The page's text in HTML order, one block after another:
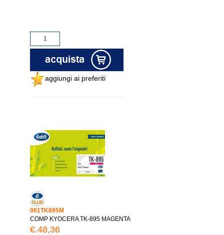
aggiungi ai preferiti
001TK895M
COMP KYOCERA TK-895 MAGENTA
€.48,36